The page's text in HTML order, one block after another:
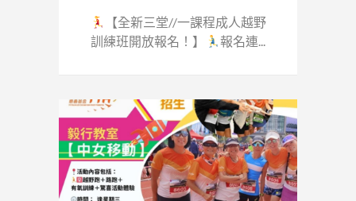
【全新三堂//一課程成人越野
訓練班開放報名！】
報名連...